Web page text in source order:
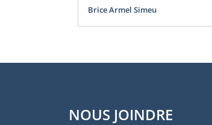
Brice Armel Simeu
NOUS JOINDRE